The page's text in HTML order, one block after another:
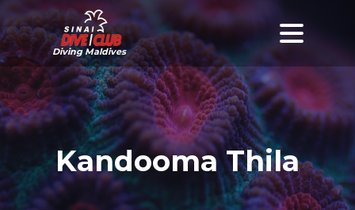
Diving Maldives
Kandooma Thila